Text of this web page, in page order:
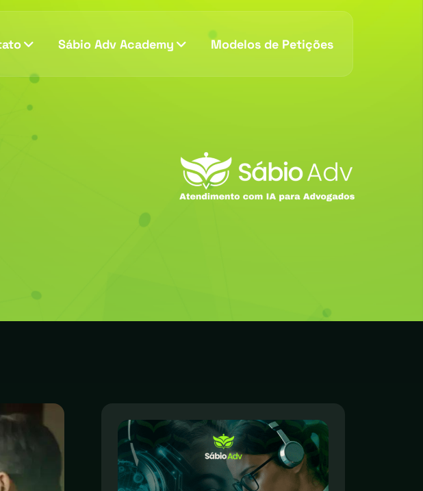
Sábio Adv Academy Modelos de Petições